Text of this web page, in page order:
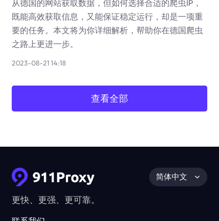
从德国的网站获取数据，但如何选择合适的爬虫IP，
既能高效获取信息，又能保证稳定运行，却是一项重
要的任务。本文将为你详细解析，帮助你在德国爬虫
之路上更进一步。
2023-08-21 14:18
查看全部
更快、更强、更可靠。
简体中文